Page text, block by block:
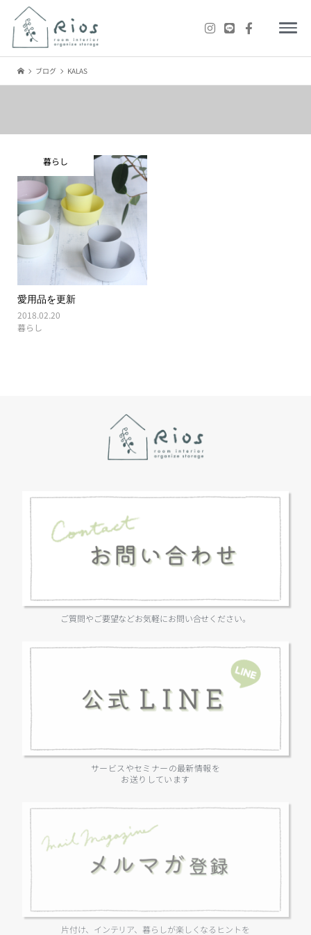
ブログ KALAS
暮らし
愛用品を更新
2018.02.20
暮らし
ご質問やご要望などお気軽にお問い合せください。
サービスやセミナーの最新情報を
お送りしています
片付け、インテリア、暮らしが楽しくなるヒントを